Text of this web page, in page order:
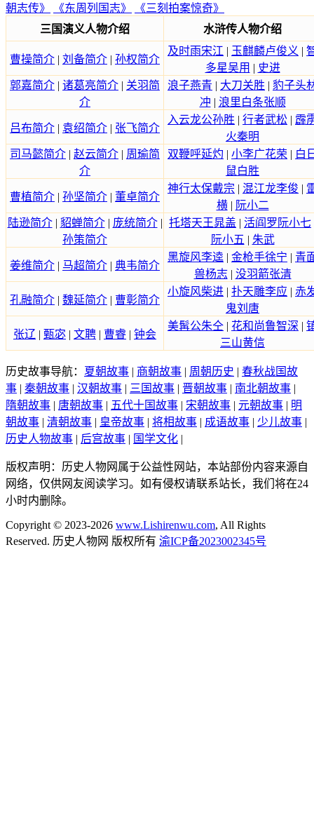
朝志传》
《东周列国志》
《三刻拍案惊奇》
三国演义人物介绍
水浒传人物介绍
曹操简介 | 刘备简介 | 孙权简介
及时雨宋江 | 玉麒麟卢俊义 |
多星吴用 | 史进
郭嘉简介 | 诸葛亮简介 | 关羽简
介
浪子燕青 | 大刀关胜 | 豹子头
冲 | 浪里白条张顺
吕布简介 | 袁绍简介 | 张飞简介
入云龙公孙胜 | 行者武松 | 霹
火秦明
司马懿简介 | 赵云简介 | 周瑜简
介
双鞭呼延灼 | 小李广花荣 | 白
鼠白胜
曹植简介 | 孙坚简介 | 董卓简介
神行太保戴宗 | 混江龙李俊 |
横| 阮小二
陆逊简介| 貂蝉简介| 庞统简介|
孙策简介
托塔天王晁盖 | 活阎罗阮小七
阮小五 | 朱武
姜维简介 | 马超简介 | 典韦简介
黑旋风李逵 | 金枪手徐宁 | 青
兽杨志| 没羽箭张清
孔融简介 | 魏延简介 | 曹彰简介
小旋风柴进 | 扑天雕李应 | 赤
鬼刘唐
张辽 | 甄宓 | 文聘 | 曹睿 | 钟会
美髯公朱仝 | 花和尚鲁智深 |
三山黄信
历史故事导航： 夏朝故事 | 商朝故事 | 周朝历史 | 春秋战国故
事 | 秦朝故事 | 汉朝故事 | 三国故事 | 晋朝故事 | 南北朝故事 |
隋朝故事 | 唐朝故事 | 五代十国故事 | 宋朝故事 | 元朝故事 | 明
朝故事 | 清朝故事 | 皇帝故事 | 将相故事 | 成语故事 | 少儿故事 |
历史人物故事 | 后宫故事 | 国学文化 |
版权声明：历史人物网属于公益性网站，本站部份内容来源自
网络，仅供网友阅读学习。如有侵权请联系站长，我们将在24
小时内删除。
Copyright © 2023-2026 www.Lishirenwu.com, All Rights
Reserved. 历史人物网 版权所有 渝ICP备2023002345号